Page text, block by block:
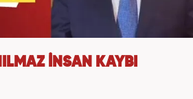
İNSAN KAYBI